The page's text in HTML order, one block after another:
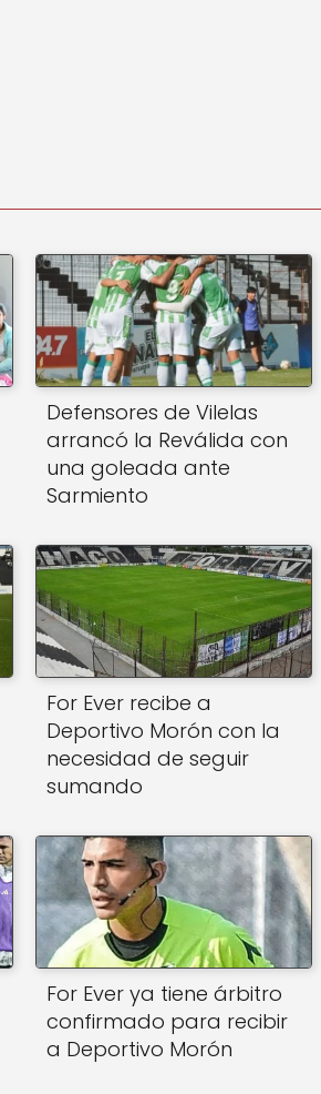
Defensores de Vilelas
arrancó la Reválida con
una goleada ante
Sarmiento
For Ever recibe a
Deportivo Morón con la
necesidad de seguir
sumando
For Ever ya tiene árbitro
confirmado para recibir
a Deportivo Morón